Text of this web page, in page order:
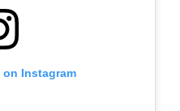
Instagram